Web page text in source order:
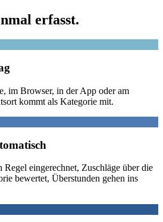
erfasst.
im Browser, in der App oder am
kommt als Kategorie mit.
Regel eingerechnet, Zuschläge über die
bewertet, Überstunden gehen ins